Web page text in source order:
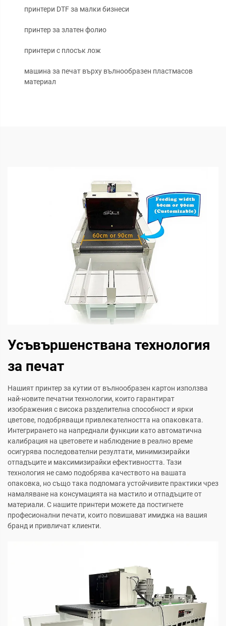
принтери DTF за малки бизнеси
принтер за златен фолио
принтери с плосък лож
машина за печат върху вълнообразен пластмасов
материал
Усъвършенствана технология
за печат
Нашият принтер за кутии от вълнообразен картон използва
най-новите печатни технологии, които гарантират
изображения с висока разделителна способност и ярки
цветове, подобряващи привлекателността на опаковката.
Интегрирането на напреднали функции като автоматична
калибрация на цветовете и наблюдение в реално време
осигурява последователни резултати, минимизирайки
отпадъците и максимизирайки ефективността. Тази
технология не само подобрява качеството на вашата
опаковка, но също така подпомага устойчивите практики чрез
намаляване на консумацията на мастило и отпадъците от
материали. С нашите принтери можете да постигнете
професионални печати, които повишават имиджа на вашия
бранд и привличат клиенти.